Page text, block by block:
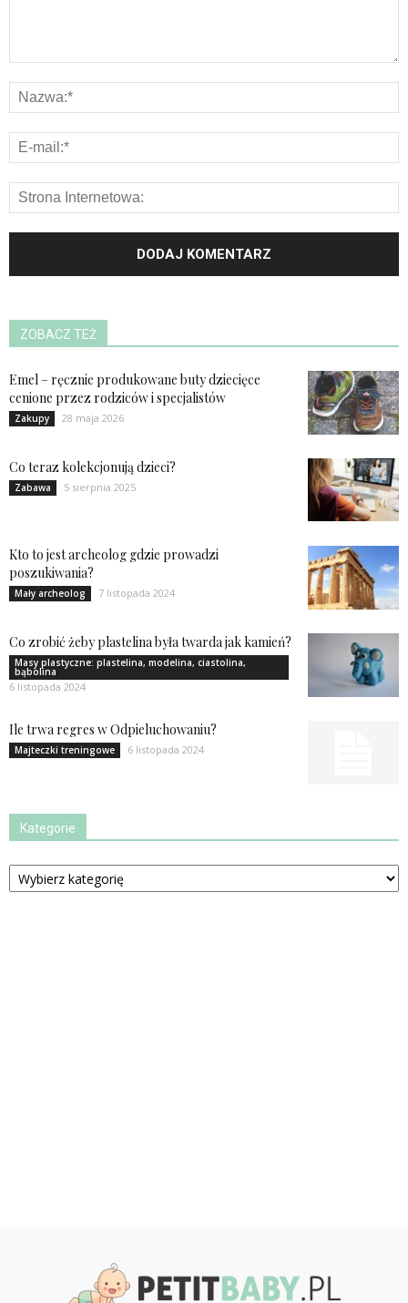
ZOBACZ TEŻ
Emel – ręcznie produkowane buty dziecięce
cenione przez rodziców i specjalistów
Zakupy 28 maja 2026
Co teraz kolekcjonują dzieci?
Zabawa 5 sierpnia 2025
Kto to jest archeolog gdzie prowadzi
poszukiwania?
Mały archeolog 7 listopada 2024
Co zrobić żeby plastelina była twarda jak kamień?
Masy plastyczne: plastelina, modelina, ciastolina,
bąbolina
6 listopada 2024
Ile trwa regres w Odpieluchowaniu?
Majteczki treningowe 6 listopada 2024
Kategorie
Kategorie